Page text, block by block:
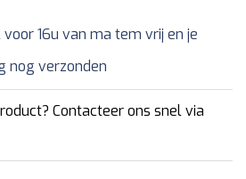
16u van ma tem vrij en je
nog verzonden
Contacteer ons snel via